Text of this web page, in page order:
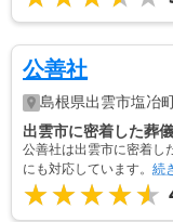
公善社
島根県出雲市塩冶
出雲市に密着した葬
公善社は出雲市に密着し
にも対応しています。 続
★★★★★
★★★★★